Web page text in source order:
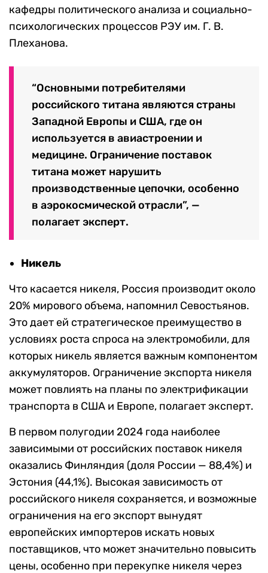
кафедры политического анализа и социально-
психологических процессов РЭУ им. Г. В.
Плеханова.
“Основными потребителями
российского титана являются страны
Западной Европы и США, где он
используется в авиастроении и
медицине. Ограничение поставок
титана может нарушить
производственные цепочки, особенно
в аэрокосмической отрасли”, —
полагает эксперт.
Никель
Что касается никеля, Россия производит около
20% мирового объема, напомнил Севостьянов.
Это дает ей стратегическое преимущество в
условиях роста спроса на электромобили, для
которых никель является важным компонентом
аккумуляторов. Ограничение экспорта никеля
может повлиять на планы по электрификации
транспорта в США и Европе, полагает эксперт.
В первом полугодии 2024 года наиболее
зависимыми от российских поставок никеля
оказались Финляндия (доля России — 88,4%) и
Эстония (44,1%). Высокая зависимость от
российского никеля сохраняется, и возможные
ограничения на его экспорт вынудят
европейских импортеров искать новых
поставщиков, что может значительно повысить
цены, особенно при перекупке никеля через